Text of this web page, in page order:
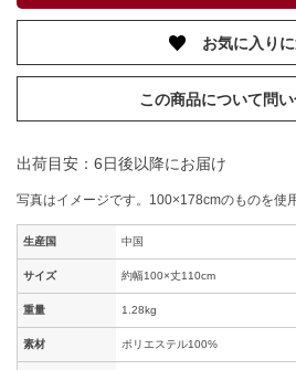
お気に入り
この商品について問
出荷目安：6日後以降にお届け
写真はイメージです。100×178cmのものを使
生産国 中国
サイズ 約幅100×丈110cm
重量 1.28kg
素材 ポリエステル100%